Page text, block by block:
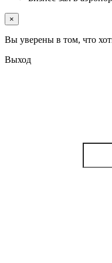
×
Вы уверены в том, что
Выход